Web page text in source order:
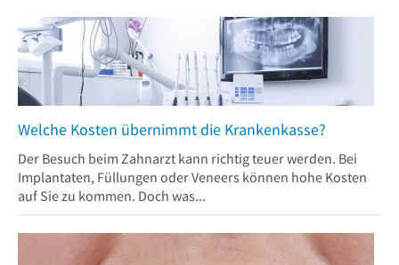
Welche Kosten übernimmt die Krankenkasse?
Der Besuch beim Zahnarzt kann richtig teuer werden. Bei
Implantaten, Füllungen oder Veneers können hohe Kosten
auf Sie zu kommen. Doch was...